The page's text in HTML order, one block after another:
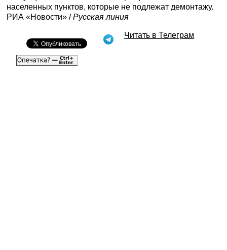
населенных пунктов, которые не подлежат демонтажу.
РИА «Новости»/Русская линия
Читать в Телеграм